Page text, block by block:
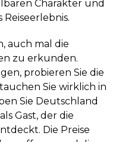
Charakter und
auch mal die
zu erkunden.
probieren Sie die
Sie wirklich in
Sie Deutschland
Gast, der die
Die Preise